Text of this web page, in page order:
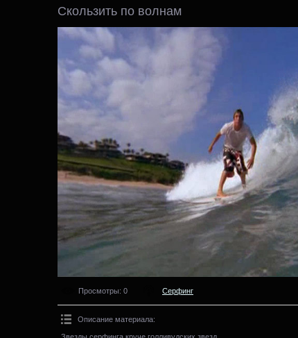
Скользить по волнам
Просмотры: 0 Серфинг
Описание материала:
Звезды серфинга круче голливудских звезд.